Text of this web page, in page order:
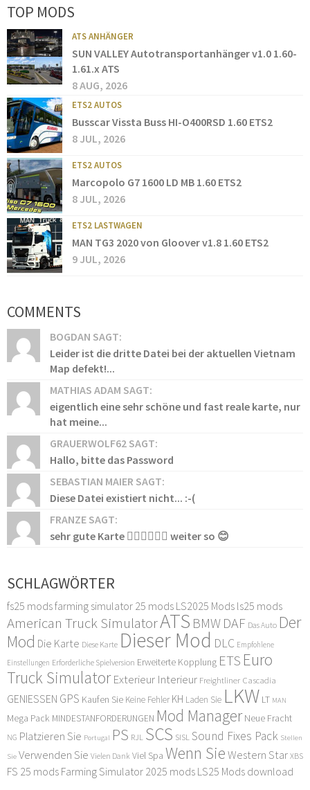
TOP MODS
ATS ANHÄNGER
SUN VALLEY Autotransportanhänger v1.0 1.60-
1.61.x ATS
8 AUG, 2026
ETS2 AUTOS
Busscar Vissta Buss HI-O400RSD 1.60 ETS2
8 JUL, 2026
ETS2 AUTOS
Marcopolo G7 1600 LD MB 1.60 ETS2
8 JUL, 2026
ETS2 LASTWAGEN
MAN TG3 2020 von Gloover v1.8 1.60 ETS2
9 JUL, 2026
COMMENTS
BOGDAN SAGT:
Leider ist die dritte Datei bei der aktuellen Vietnam
Map defekt!...
MATHIAS ADAM SAGT:
eigentlich eine sehr schöne und fast reale karte, nur
hat meine...
GRAUERWOLF62 SAGT:
Hallo, bitte das Password
SEBASTIAN MAIER SAGT:
Diese Datei existiert nicht... :-(
FRANZE SAGT:
sehr gute Karte 👍🏻👍🏻👍🏻 weiter so 😊
SCHLAGWÖRTER
fs25 modsfarming simulator 25 mods LS2025 Mods ls25 mods
American Truck SimulatorATS BMW DAF Das Auto Der
Mod Die Karte Diese Karte Dieser Mod DLC Empfohlene
Einstellungen Erforderliche Spielversion Erweiterte Kopplung ETS Euro
Truck Simulator Exterieur Interieur Freightliner Cascadia
GENIESSEN GPS Kaufen Sie Keine Fehler KH Laden Sie LKW LT MAN
Mega Pack MINDESTANFORDERUNGEN Mod Manager Neue Fracht
NG Platzieren Sie Portugal PS RJL SCS SISLSound Fixes Pack Stellen
Sie Verwenden Sie Vielen Dank Viel Spa Wenn Sie Western Star XBS
FS 25 mods Farming Simulator 2025 mods LS25 Mods download